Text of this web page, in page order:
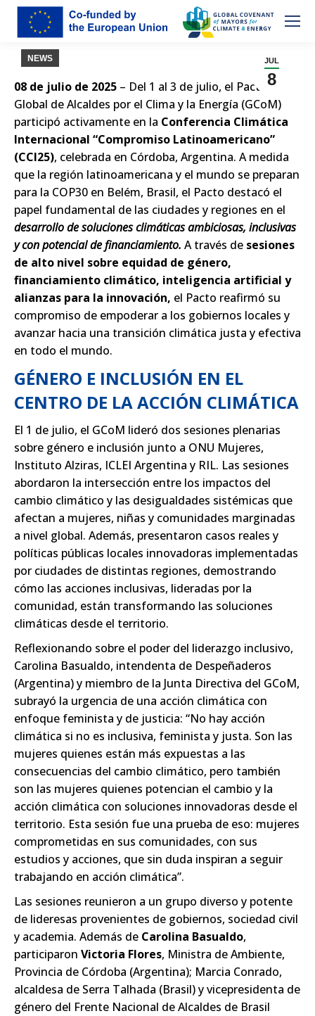
JUL
8
NEWS
08 de julio de 2025 – Del 1 al 3 de julio, el Pacto
Global de Alcaldes por el Clima y la Energía (GCoM)
participó activamente en la Conferencia Climática
Internacional “Compromiso Latinoamericano”
(CCI25), celebrada en Córdoba, Argentina. A medida
que la región latinoamericana y el mundo se preparan
para la COP30 en Belém, Brasil, el Pacto destacó el
papel fundamental de las ciudades y regiones en el
desarrollo de soluciones climáticas ambiciosas, inclusivas
y con potencial de financiamiento. A través de sesiones
de alto nivel sobre equidad de género,
financiamiento climático, inteligencia artificial y
alianzas para la innovación, el Pacto reafirmó su
compromiso de empoderar a los gobiernos locales y
avanzar hacia una transición climática justa y efectiva
en todo el mundo.
GÉNERO E INCLUSIÓN EN EL
CENTRO DE LA ACCIÓN CLIMÁTICA
El 1 de julio, el GCoM lideró dos sesiones plenarias
sobre género e inclusión junto a ONU Mujeres,
Instituto Alziras, ICLEI Argentina y RIL. Las sesiones
abordaron la intersección entre los impactos del
cambio climático y las desigualdades sistémicas que
afectan a mujeres, niñas y comunidades marginadas
a nivel global. Además, presentaron casos reales y
políticas públicas locales innovadoras implementadas
por ciudades de distintas regiones, demostrando
cómo las acciones inclusivas, lideradas por la
comunidad, están transformando las soluciones
climáticas desde el territorio.
Reflexionando sobre el poder del liderazgo inclusivo,
Carolina Basualdo, intendenta de Despeñaderos
(Argentina) y miembro de la Junta Directiva del GCoM,
subrayó la urgencia de una acción climática con
enfoque feminista y de justicia: “No hay acción
climática si no es inclusiva, feminista y justa. Son las
mujeres quienes están más expuestas a las
consecuencias del cambio climático, pero también
son las mujeres quienes potencian el cambio y la
acción climática con soluciones innovadoras desde el
territorio. Esta sesión fue una prueba de eso: mujeres
comprometidas en sus comunidades, con sus
estudios y acciones, que sin duda inspiran a seguir
trabajando en acción climática”.
Las sesiones reunieron a un grupo diverso y potente
de lideresas provenientes de gobiernos, sociedad civil
y academia. Además de Carolina Basualdo,
participaron Victoria Flores, Ministra de Ambiente,
Provincia de Córdoba (Argentina); Marcia Conrado,
alcaldesa de Serra Talhada (Brasil) y vicepresidenta de
género del Frente Nacional de Alcaldes de Brasil